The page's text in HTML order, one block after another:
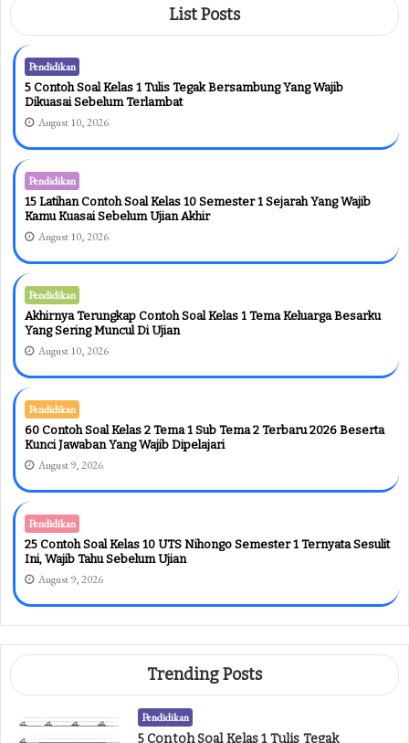
August 9, 2026
List Posts
Pendidikan
5 Contoh Soal Kelas 1 Tulis Tegak Bersambung Yang Wajib
Dikuasai Sebelum Terlambat
August 10, 2026
Pendidikan
15 Latihan Contoh Soal Kelas 10 Semester 1 Sejarah Yang Wajib
Kamu Kuasai Sebelum Ujian Akhir
August 10, 2026
Pendidikan
Akhirnya Terungkap Contoh Soal Kelas 1 Tema Keluarga Besarku
Yang Sering Muncul Di Ujian
August 10, 2026
Pendidikan
60 Contoh Soal Kelas 2 Tema 1 Sub Tema 2 Terbaru 2026 Beserta
Kunci Jawaban Yang Wajib Dipelajari
August 9, 2026
Pendidikan
25 Contoh Soal Kelas 10 UTS Nihongo Semester 1 Ternyata Sesulit
Ini, Wajib Tahu Sebelum Ujian
August 9, 2026
Trending Posts
Pendidikan
5 Contoh Soal Kelas 1 Tulis Tegak